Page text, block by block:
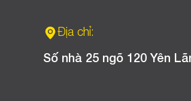
Địa chỉ:
Số nhà 25 ngõ 120 Yên